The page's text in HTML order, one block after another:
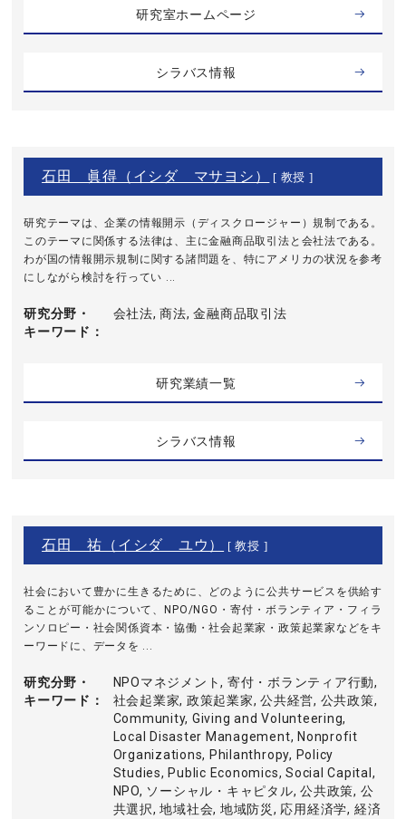
研究室ホームページ
シラバス情報
石田 眞得（イシダ マサヨシ） [ 教授 ]
研究テーマは、企業の情報開示（ディスクロージャー）規制である。
このテーマに関係する法律は、主に金融商品取引法と会社法である。
わが国の情報開示規制に関する諸問題を、特にアメリカの状況を参考
にしながら検討を行ってい ...
研究分野・
キーワード
会社法, 商法, 金融商品取引法
研究業績一覧
シラバス情報
石田 祐（イシダ ユウ） [ 教授 ]
社会において豊かに生きるために、どのように公共サービスを供給す
ることが可能かについて、NPO/NGO・寄付・ボランティア・フィラ
ンソロピー・社会関係資本・協働・社会起業家・政策起業家などをキ
ーワードに、データを ...
研究分野・
キーワード
NPOマネジメント, 寄付・ボランティア行動,
社会起業家, 政策起業家, 公共経営, 公共政策,
Community, Giving and Volunteering,
Local Disaster Management, Nonprofit
Organizations, Philanthropy, Policy
Studies, Public Economics, Social Capital,
NPO, ソーシャル・キャピタル, 公共政策, 公
共選択, 地域社会, 地域防災, 応用経済学, 経済